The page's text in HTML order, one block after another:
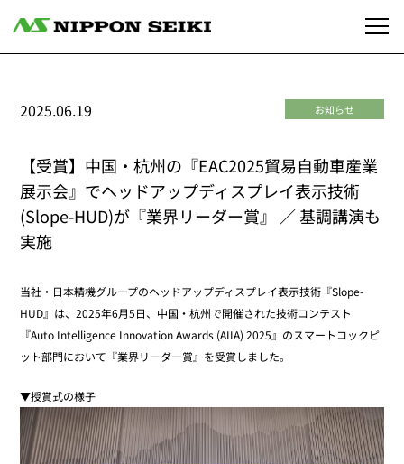
お知らせ
2025.06.19
【受賞】中国・杭州の『EAC2025貿易自動車産業
展示会』でヘッドアップディスプレイ表示技術
(Slope-HUD)が『業界リーダー賞』 ／ 基調講演も
実施
当社・日本精機グループのヘッドアップディスプレイ表示技術『Slope-
HUD』は、2025年6月5日、中国・杭州で開催された技術コンテスト
『Auto Intelligence Innovation Awards (AIIA) 2025』のスマートコックピ
ット部門において『業界リーダー賞』を受賞しました。
▼授賞式の様子